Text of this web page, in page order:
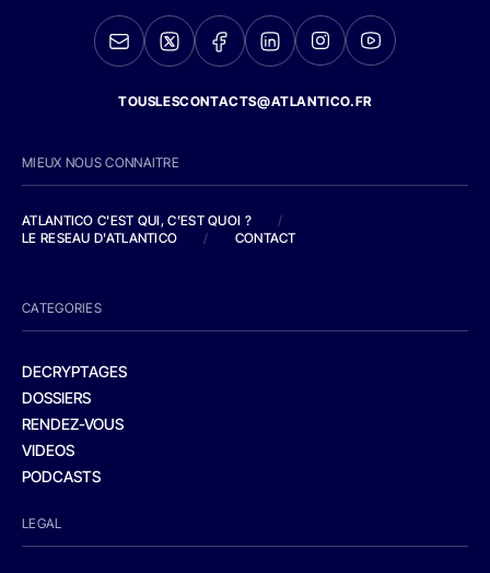
TOUSLESCONTACTS@ATLANTICO.FR
MIEUX NOUS CONNAITRE
ATLANTICO C'EST QUI, C'EST QUOI ?
/
LE RESEAU D'ATLANTICO
/ CONTACT
CATEGORIES
DECRYPTAGES
DOSSIERS
RENDEZ-VOUS
VIDEOS
PODCASTS
LEGAL